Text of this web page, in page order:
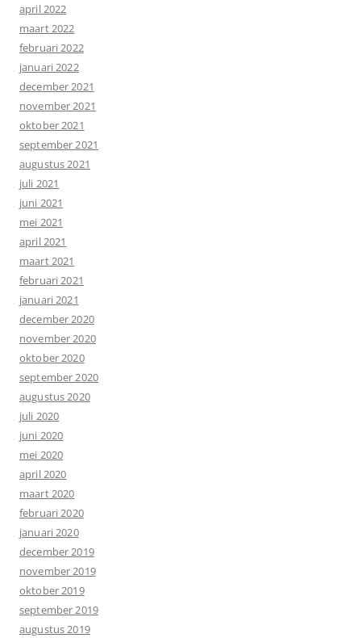
april 2022
maart 2022
februari 2022
januari 2022
december 2021
november 2021
oktober 2021
september 2021
augustus 2021
juli 2021
juni 2021
mei 2021
april 2021
maart 2021
februari 2021
januari 2021
december 2020
november 2020
oktober 2020
september 2020
augustus 2020
juli 2020
juni 2020
mei 2020
april 2020
maart 2020
februari 2020
januari 2020
december 2019
november 2019
oktober 2019
september 2019
augustus 2019